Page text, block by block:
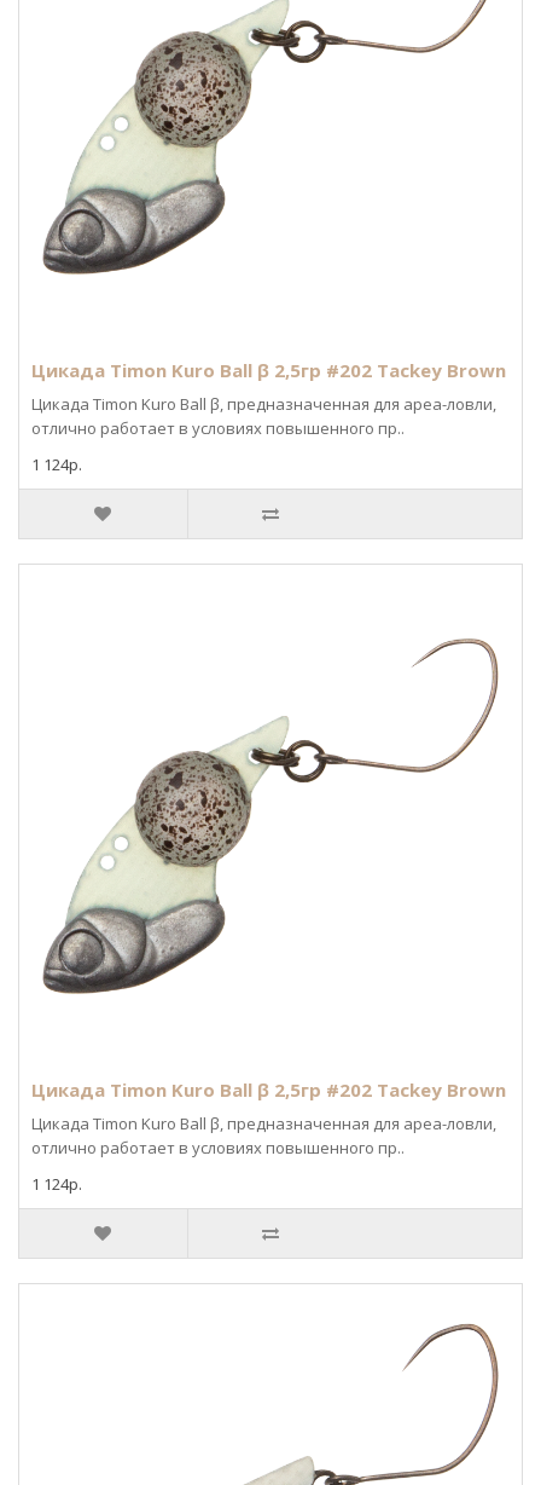
Цикада Timon Kuro Ball β 2,5гр #202 Tackey Brown
Цикада Timon Kuro Ball β, предназначенная для ареа-ловли,
отлично работает в условиях повышенного пр..
1 124р.
Цикада Timon Kuro Ball β 2,5гр #202 Tackey Brown
Цикада Timon Kuro Ball β, предназначенная для ареа-ловли,
отлично работает в условиях повышенного пр..
1 124р.